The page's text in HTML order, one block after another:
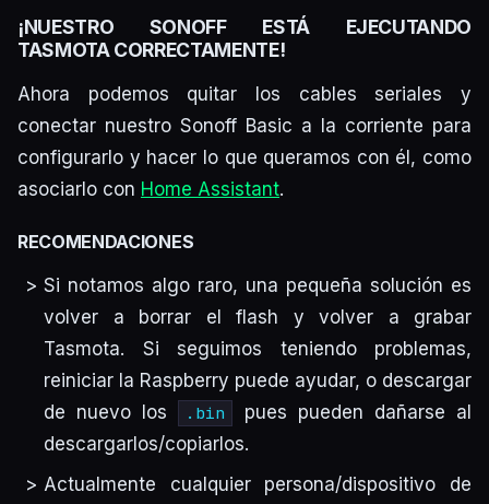
¡NUESTRO SONOFF ESTÁ EJECUTANDO
TASMOTA CORRECTAMENTE!
Ahora podemos quitar los cables seriales y
conectar nuestro Sonoff Basic a la corriente para
configurarlo y hacer lo que queramos con él, como
asociarlo con Home Assistant.
RECOMENDACIONES
Si notamos algo raro, una pequeña solución es
volver a borrar el flash y volver a grabar
Tasmota. Si seguimos teniendo problemas,
reiniciar la Raspberry puede ayudar, o descargar
de nuevo los
.bin
pues pueden dañarse al
descargarlos/copiarlos.
Actualmente cualquier persona/dispositivo de